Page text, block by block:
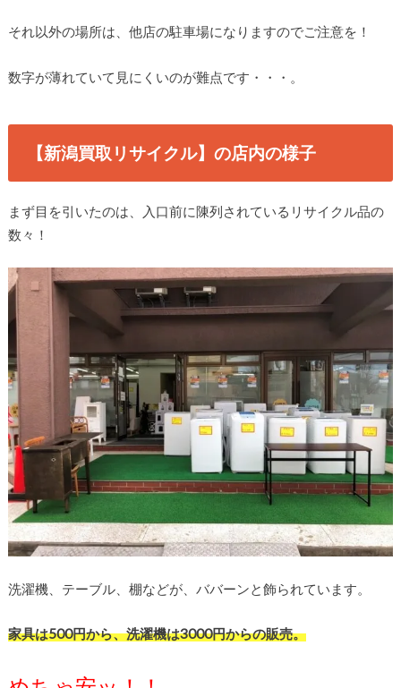
それ以外の場所は、他店の駐車場になりますのでご注意を！
数字が薄れていて見にくいのが難点です・・・。
【新潟買取リサイクル】の店内の様子
まず目を引いたのは、入口前に陳列されているリサイクル品の
数々！
洗濯機、テーブル、棚などが、ババーンと飾られています。
家具は500円から、洗濯機は3000円からの販売。